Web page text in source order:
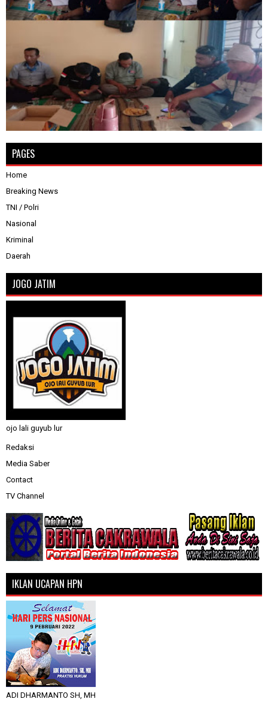
PAGES
Home
Breaking News
TNI / Polri
Nasional
Kriminal
Daerah
JOGO JATIM
ojo lali guyub lur
Redaksi
Media Saber
Contact
TV Channel
IKLAN UCAPAN HPN
ADI DHARMANTO SH, MH